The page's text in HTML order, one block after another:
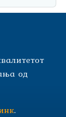
од
.